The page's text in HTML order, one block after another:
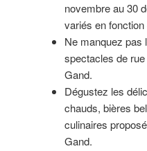
novembre au 30
variés en
Ne manquez pas
spectacles de
Gand.
Dégustez les
chauds, bières
culinaires
Gand.